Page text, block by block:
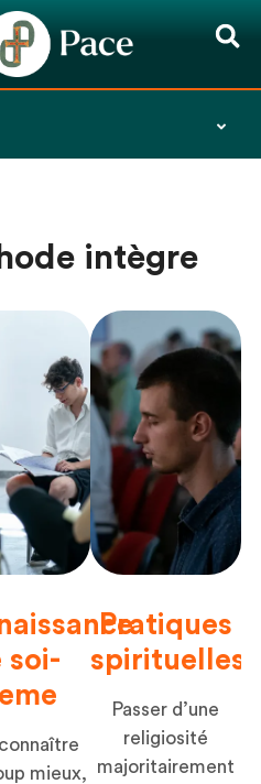
intègre
soi-
mieux,
Pratiques
spirituelles
Passer d’une
religiosité
majoritairement